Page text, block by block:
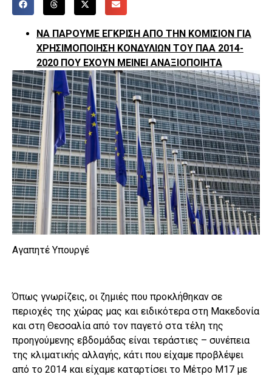
ΝΑ ΠΑΡΟΥΜΕ ΕΓΚΡΙΣΗ ΑΠΟ ΤΗΝ ΚΟΜΙΣΙΟΝ ΓΙΑ
ΧΡΗΣΙΜΟΠΟΙΗΣΗ ΚΟΝΔΥΛΙΩΝ ΤΟΥ ΠΑΑ 2014-
2020 ΠΟΥ ΕΧΟΥΝ ΜΕΙΝΕΙ ΑΝΑΞΙΟΠΟΙΗΤΑ
Αγαπητέ Υπουργέ
Όπως γνωρίζεις, οι ζημιές που προκλήθηκαν σε
περιοχές της χώρας μας και ειδικότερα στη Μακεδονία
και στη Θεσσαλία από τον παγετό στα τέλη της
προηγούμενης εβδομάδας είναι τεράστιες – συνέπεια
της κλιματικής αλλαγής, κάτι που είχαμε προβλέψει
από το 2014 και είχαμε καταρτίσει το Μέτρο Μ17 με